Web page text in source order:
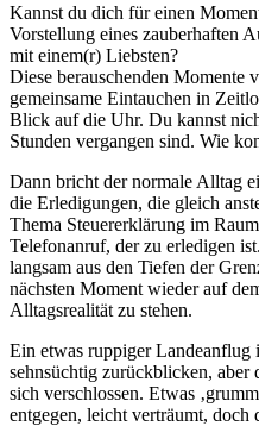
Kannst du dich für einen
Vorstellung eines zauberhaften
mit einem(r) Liebsten?
Diese berauschenden Momente
gemeinsame Eintauchen in
Blick auf die Uhr. Du kannst
Stunden vergangen sind. Wie
Dann bricht der normale Alltag
die Erledigungen, die gleich
Thema Steuererklärung im
Telefonanruf, der zu erledigen
langsam aus den Tiefen der
nächsten Moment wieder auf
Alltagsrealität zu stehen.
Ein etwas ruppiger
sehnsüchtig zurückblicken, aber
sich verschlossen. Etwas
entgegen, leicht verträumt, doch